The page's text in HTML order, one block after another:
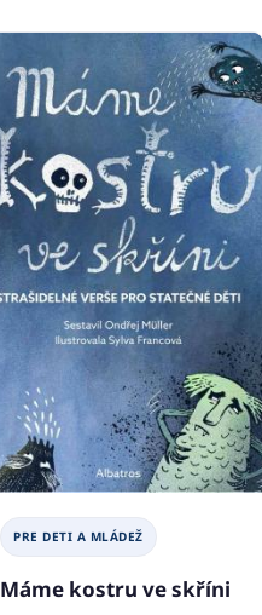
PRE DETI A MLÁDEŽ
Máme kostru ve skříni